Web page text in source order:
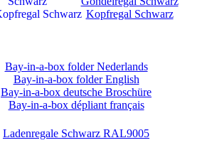
Kopfregal Schwarz
Bay-in-a-box folder Nederlands
Bay-in-a-box folder English
Bay-in-a-box deutsche Broschüre
Bay-in-a-box dépliant français
Ladenregale Schwarz RAL9005